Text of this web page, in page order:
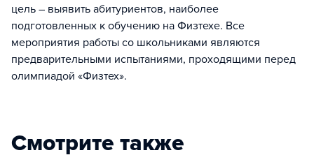
цель – выявить абитуриентов, наиболее
подготовленных к обучению на Физтехе. Все
мероприятия работы со школьниками являются
предварительными испытаниями, проходящими перед
олимпиадой «Физтех».
Смотрите также